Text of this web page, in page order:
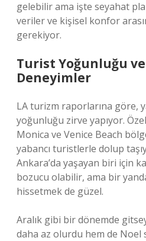
gelebilir ama işte seyahat
veriler ve kişisel konfor
gerekiyor.
Turist Yoğunluğu
Deneyimler
LA turizm raporlarına göre,
yoğunluğu zirve yapıyor.
Monica ve Venice Beach
yabancı turistlerle dolup
Ankara’da yaşayan biri için
bozucu olabilir, ama bir
hissetmek de güzel.
Aralık gibi bir dönemde
daha az olurdu hem de Noel